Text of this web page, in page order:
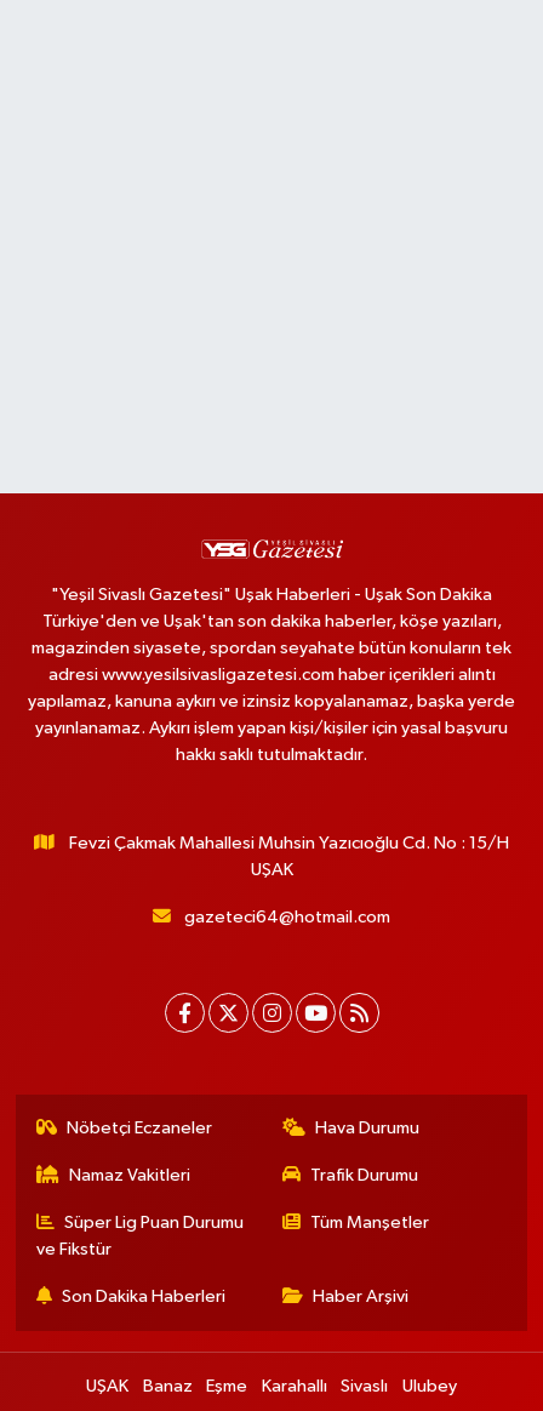
"Yeşil Sivaslı Gazetesi" Uşak Haberleri - Uşak Son Dakika
Türkiye'den ve Uşak'tan son dakika haberler, köşe yazıları,
magazinden siyasete, spordan seyahate bütün konuların tek
adresi www.yesilsivasligazetesi.com haber içerikleri alıntı
yapılamaz, kanuna aykırı ve izinsiz kopyalanamaz, başka yerde
yayınlanamaz. Aykırı işlem yapan kişi/kişiler için yasal başvuru
hakkı saklı tutulmaktadır.
Fevzi Çakmak Mahallesi Muhsin Yazıcıoğlu Cd. No : 15/H
UŞAK
gazeteci64@hotmail.com
Nöbetçi Eczaneler Hava Durumu
Namaz Vakitleri Trafik Durumu
Süper Lig Puan Durumu
ve Fikstür
Tüm Manşetler
Son Dakika Haberleri Haber Arşivi
UŞAK Banaz Eşme Karahallı Sivaslı Ulubey